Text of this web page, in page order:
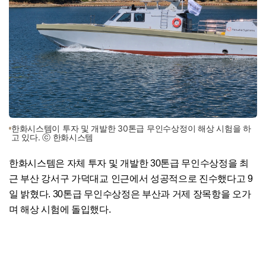
한화시스템이 투자 및 개발한 30톤급 무인수상정이 해상 시험을 하
고 있다. ⓒ 한화시스템
한화시스템은 자체 투자 및 개발한 30톤급 무인수상정을 최
근 부산 강서구 가덕대교 인근에서 성공적으로 진수했다고 9
일 밝혔다. 30톤급 무인수상정은 부산과 거제 장목항을 오가
며 해상 시험에 돌입했다.